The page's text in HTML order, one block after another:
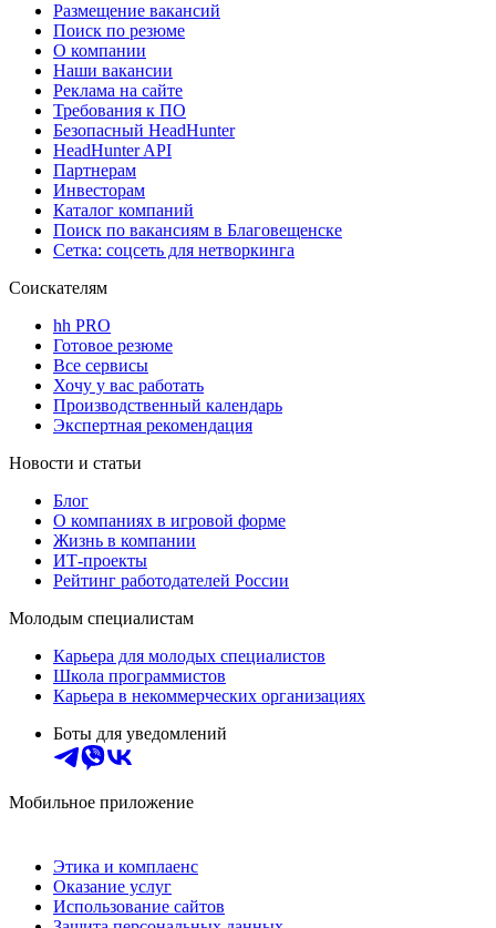
Размещение вакансий
Поиск по резюме
О компании
Наши вакансии
Реклама на сайте
Требования к ПО
Безопасный HeadHunter
HeadHunter API
Партнерам
Инвесторам
Каталог компаний
Поиск по вакансиям в Благовещенске
Сетка: соцсеть для нетворкинга
Соискателям
hh PRO
Готовое резюме
Все сервисы
Хочу у вас работать
Производственный календарь
Экспертная рекомендация
Новости и статьи
Блог
О компаниях в игровой форме
Жизнь в компании
ИТ-проекты
Рейтинг работодателей России
Молодым специалистам
Карьера для молодых специалистов
Школа программистов
Карьера в некоммерческих организациях
Боты для уведомлений
Мобильное приложение
Этика и комплаенс
Оказание услуг
Использование сайтов